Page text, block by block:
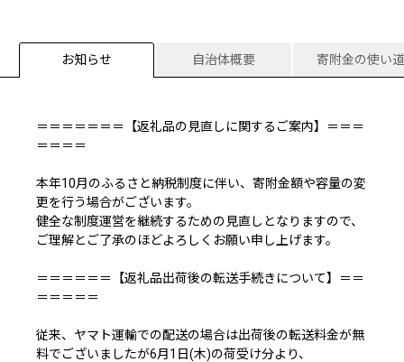
お知らせ 自治体概要 寄附金の使い道
＝＝＝＝＝＝＝【返礼品の見直しに関するご案内】＝＝＝
＝＝＝＝
本年10月のふるさと納税制度に伴い、寄附金額や容量の変
更を行う場合がございます。
健全な制度運営を継続するための見直しとなりますので、
ご理解とご了承のほどよろしくお願い申し上げます。
＝＝＝＝＝＝【返礼品出荷後の転送手続きについて】＝＝
＝＝＝＝＝
従来、ヤマト運輸での配送の場合は出荷後の転送料金が無
料でございましたが6月1日(木)の荷受け分より、